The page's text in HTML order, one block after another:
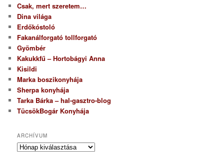
Csak, mert szeretem…
Dina világa
Erdőkóstoló
Fakanálforgató tollforgató
Gyömbér
Kakukkfű – Hortobágyi Anna
Kisildi
Marka boszikonyhája
Sherpa konyhája
Tarka Bárka – hal-gasztro-blog
TücsökBogár Konyhája
ARCHÍVUM
A